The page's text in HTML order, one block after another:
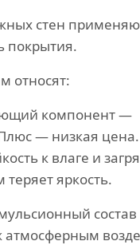
стен
покрытия.
относят:
компонент —
— низкая
к влаге и
яркость.
атмосферным